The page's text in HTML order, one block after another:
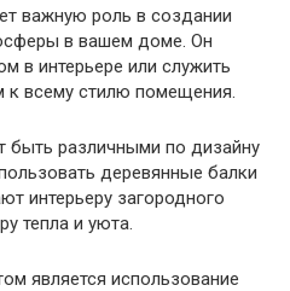
важную роль в создании
в вашем доме. Он
в интерьере или служить
всему стилю помещения.
быть различными по дизайну
деревянные балки
интерьеру загородного
тепла и уюта.
является использование